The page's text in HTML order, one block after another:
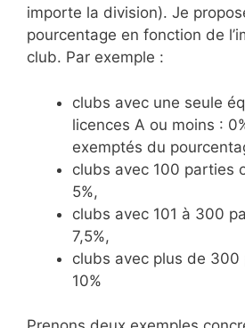
importe la division). Je
pourcentage en fonction de
club. Par exemple :
clubs avec une seule
licences A ou moins :
exemptés du
clubs avec 100 parties
5%,
clubs avec 101 à 300
7,5%,
clubs avec plus de 300
10%